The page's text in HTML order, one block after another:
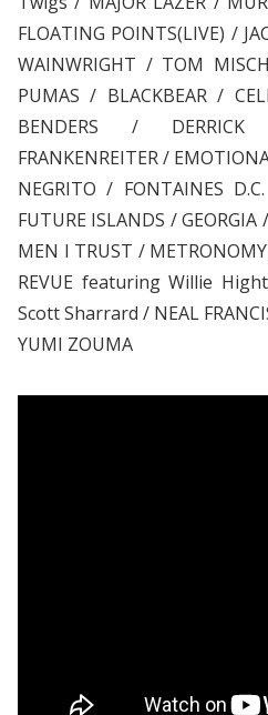
FLOATING POINTS(LIVE) /
WAINWRIGHT / TOM
PUMAS / BLACKBEAR /
BENDERS /
FRANKENREITER /
NEGRITO / FONTAINES
FUTURE ISLANDS /
MEN I TRUST /
REVUE featuring Willie
Scott Sharrard / NEAL
YUMI ZOUMA